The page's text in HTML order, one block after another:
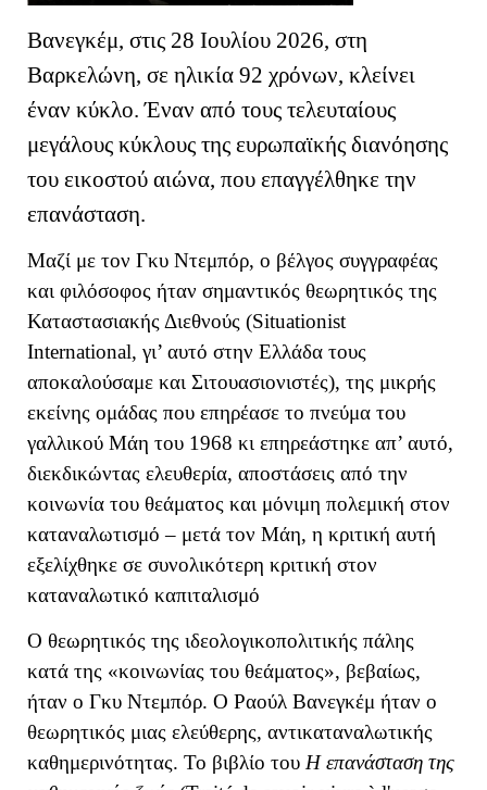
Βανεγκέμ, στις 28 Ιουλίου 2026, στη
Βαρκελώνη, σε ηλικία 92 χρόνων, κλείνει
έναν κύκλο. Έναν από τους τελευταίους
μεγάλους κύκλους της ευρωπαϊκής διανόησης
του εικοστού αιώνα, που επαγγέλθηκε την
επανάσταση.
Μαζί με τον Γκυ Ντεμπόρ, ο βέλγος συγγραφέας
και φιλόσοφος ήταν σημαντικός θεωρητικός της
Καταστασιακής Διεθνούς (Situationist
International, γι’ αυτό στην Ελλάδα τους
αποκαλούσαμε και Σιτουασιονιστές), της μικρής
εκείνης ομάδας που επηρέασε το πνεύμα του
γαλλικού Μάη του 1968 κι επηρεάστηκε απ’ αυτό,
διεκδικώντας ελευθερία, αποστάσεις από την
κοινωνία του θεάματος και μόνιμη πολεμική στον
καταναλωτισμό – μετά τον Μάη, η κριτική αυτή
εξελίχθηκε σε συνολικότερη κριτική στον
καταναλωτικό καπιταλισμό
Ο θεωρητικός της ιδεολογικοπολιτικής πάλης
κατά της «κοινωνίας του θεάματος», βεβαίως,
ήταν ο Γκυ Ντεμπόρ. Ο Ραούλ Βανεγκέμ ήταν ο
θεωρητικός μιας ελεύθερης, αντικαταναλωτικής
καθημερινότητας. Το βιβλίο του Η επανάσταση της